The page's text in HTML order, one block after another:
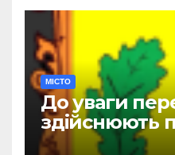
МІСТО
До уваги
здійснюють
перевезення